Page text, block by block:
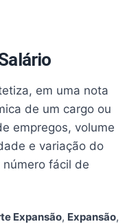
em uma nota
de um cargo ou
empregos, volume
e variação do
fácil de
Expansão, Expansão,